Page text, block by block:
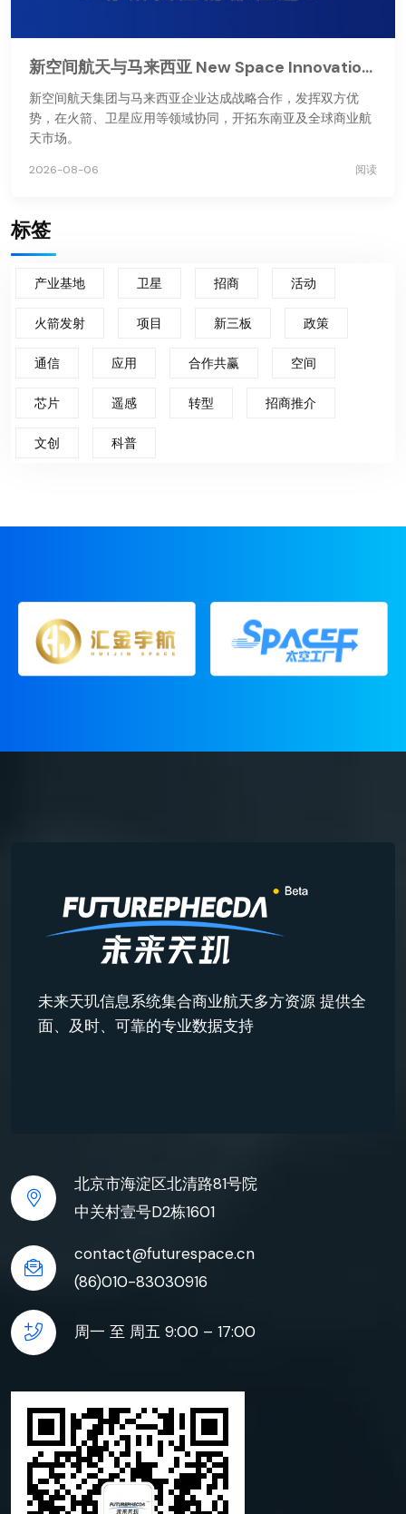
新空间航天与马来西亚 New Space Innovations 达成战略合作
新空间航天集团与马来西亚企业达成战略合作，发挥双方优
势，在火箭、卫星应用等领域协同，开拓东南亚及全球商业航
天市场。
2026-08-06 阅读
标签
产业基地 卫星 招商 活动
火箭发射 项目 新三板 政策
通信 应用 合作共赢 空间
芯片 遥感 转型 招商推介
文创 科普
未来天玑信息系统集合商业航天多方资源 提供全
面、及时、可靠的专业数据支持
北京市海淀区北清路81号院
中关村壹号D2栋1601
contact@futurespace.cn
(86)010-83030916
周一 至 周五 9:00 – 17:00